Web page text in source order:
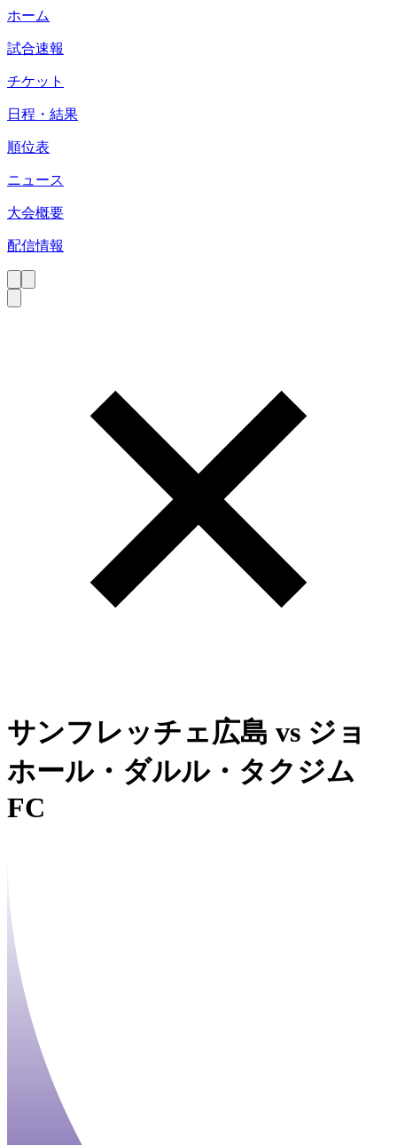
ホーム
試合速報
チケット
日程・結果
順位表
ニュース
大会概要
配信情報
サンフレッチェ広島 vs ジョ
ホール・ダルル・タクジム
FC